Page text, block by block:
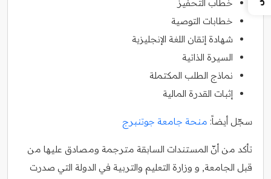
خطاب التحفيز
خطابات التوصية
شهادة إتقان اللغة الإنجليزية
السيرة الذاتية
نماذج الطلب المكتملة
إثبات القدرة المالية
سجّل أيضاً: منحة جامعة جوتنبرج
تأكد من أنّ المستندات السابقة مترجمة ومصادق عليها من
قبل الجامعة, و وزارة التعليم والتربية في الدولة التي صدرت